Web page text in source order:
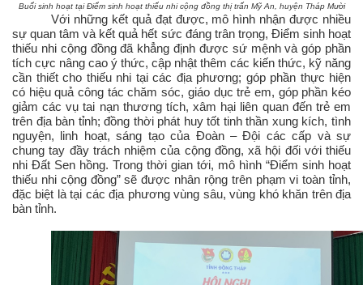
Buổi sinh hoạt tại Điểm sinh hoạt thiếu nhi cộng đồng thị trấn Mỹ An, huyện Tháp Mười
Với những kết quả đạt được, mô hình nhận được nhiều
sự quan tâm và kết quả hết sức đáng trân trọng, Điểm sinh hoạt
thiếu nhi cộng đồng đã khẳng định được sứ mệnh và góp phần
tích cực nâng cao ý thức, cập nhật thêm các kiến thức, kỹ năng
cần thiết cho thiếu nhi tại các địa phương; góp phần thực hiện
có hiệu quả công tác chăm sóc, giáo dục trẻ em, góp phần kéo
giảm các vụ tai nạn thương tích, xâm hại liên quan đến trẻ em
trên địa bàn tỉnh; đồng thời phát huy tốt tinh thần xung kích, tình
nguyện, linh hoạt, sáng tạo của Đoàn – Đội các cấp và sự
chung tay đầy trách nhiệm của cộng đồng, xã hội đối với thiếu
nhi Đất Sen hồng. Trong thời gian tới, mô hình “Điểm sinh hoạt
thiếu nhi cộng đồng” sẽ được nhân rộng trên phạm vi toàn tỉnh,
đặc biệt là tại các địa phương vùng sâu, vùng khó khăn trên địa
bàn tỉnh.